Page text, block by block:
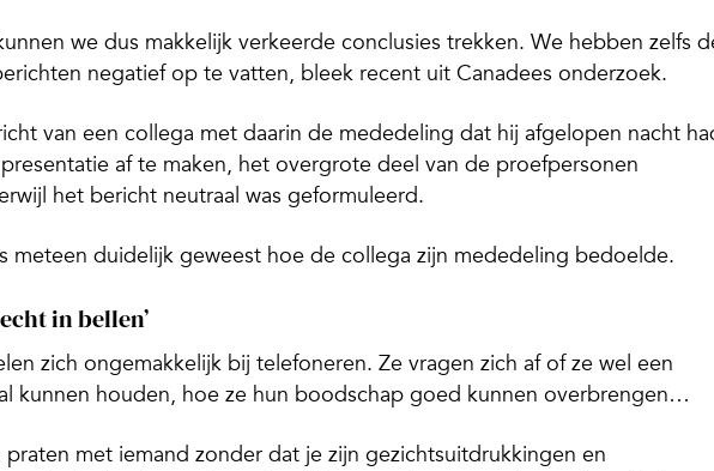
we dus makkelijk verkeerde conclusies trekken. We hebben zelfs
negatief op te vatten, bleek recent uit Canadees onderzoek.
van een collega met daarin de mededeling dat hij afgelopen nacht
af te maken, het overgrote deel van de proefpersonen
het bericht neutraal was geformuleerd.
meteen duidelijk geweest hoe de collega zijn mededeling bedoelde.
in bellen’
zich ongemakkelijk bij telefoneren. Ze vragen zich af of ze wel een
kunnen houden, hoe ze hun boodschap goed kunnen overbrengen…
met iemand zonder dat je zijn gezichtsuitdrukkingen en